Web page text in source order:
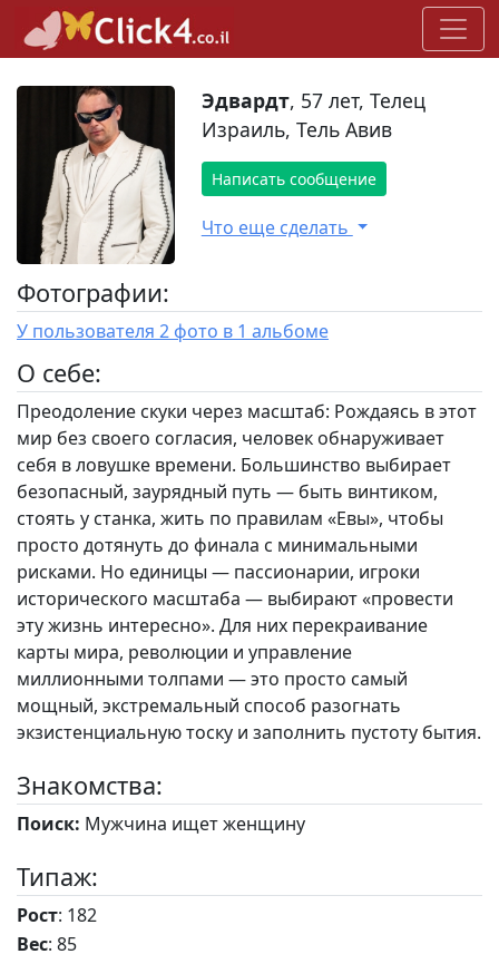
Эдвардт, 57 лет, Телец
Израиль, Тель Авив
Написать сообщение
Что еще сделать
Фотографии:
У пользователя 2 фото в 1 альбоме
O себе:
Преодоление скуки через масштаб: Рождаясь в этот
мир без своего согласия, человек обнаруживает
себя в ловушке времени. Большинство выбирает
безопасный, заурядный путь — быть винтиком,
стоять у станка, жить по правилам «Евы», чтобы
просто дотянуть до финала с минимальными
рисками. Но единицы — пассионарии, игроки
исторического масштаба — выбирают «провести
эту жизнь интересно». Для них перекраивание
карты мира, революции и управление
миллионными толпами — это просто самый
мощный, экстремальный способ разогнать
экзистенциальную тоску и заполнить пустоту бытия.
Знакомства:
Поиск: Мужчина ищет женщину
Типаж:
Рост: 182
Вес: 85